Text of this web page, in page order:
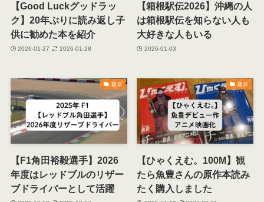
【Good Luckグッドラッ
ク】20年ぶりに読み返し子
供に勧めた本を紹介
2026-01-27 2026-01-28
【箱根駅伝2026】沖縄の人
は箱根駅伝を知らない人も
大好きな人もいる
2026-01-03
趣味
【F1角田裕毅選手】2026
年度はレッドブルのリザー
ブドライバーとして活躍
趣味
【ひゃくえむ。100M】観
たら魚豊さんの原作本読み
たく購入しました